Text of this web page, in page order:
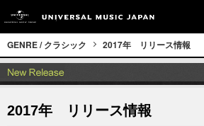
GENRE / クラシック 2017年 リリース情報
2017年 リリース情報